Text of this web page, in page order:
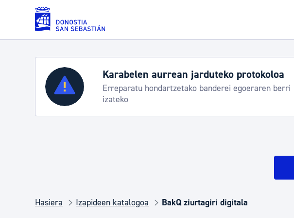
Eduki nagusira joan
Zerbitzuak
Errolda eta gai pertsonalak
Karabelen aurrean jarduteko protokoloa
Erreparatu hondartzetako banderei egoeraren berri
izateko
Hasiera Izapideen katalogoa BakQ ziurtagiri digitala